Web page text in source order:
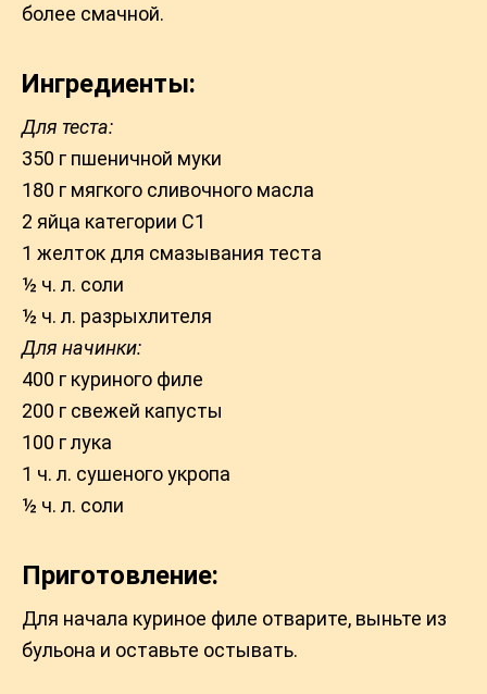
более смачной.
Ингредиенты:
Для теста:
350 г пшеничной муки
180 г мягкого сливочного масла
2 яйца категории С1
1 желток для смазывания теста
½ ч. л. соли
½ ч. л. разрыхлителя
Для начинки:
400 г куриного филе
200 г свежей капусты
100 г лука
1 ч. л. сушеного укропа
½ ч. л. соли
Приготовление:
Для начала куриное филе отварите, выньте из
бульона и оставьте остывать.